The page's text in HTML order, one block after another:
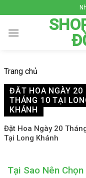
to
content
Trang chủ
ĐẶT HOA NGÀY 20
THÁNG 10 TẠI
KHÁNH
Đặt Hoa Ngày 20
Tại Long Khánh
Tại Sao Nên